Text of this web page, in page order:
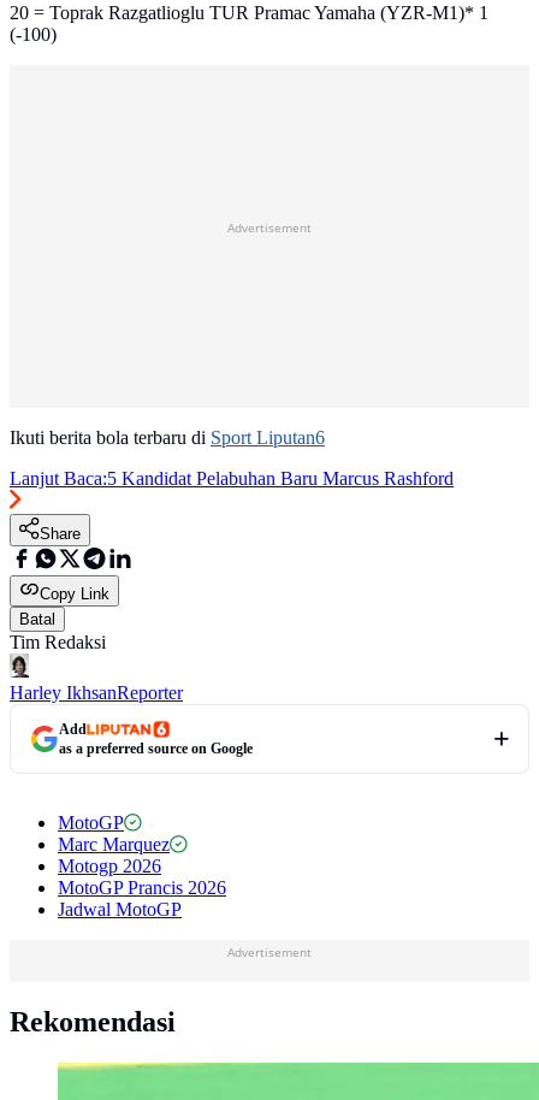
20 = Toprak Razgatlioglu TUR Pramac Yamaha (YZR-M1)* 1
(-100)
Advertisement
Ikuti berita bola terbaru di Sport Liputan6
Lanjut Baca:5 Kandidat Pelabuhan Baru Marcus Rashford
Share
Copy Link
Batal
Tim Redaksi
Harley IkhsanReporter
Add
as a preferred source on Google
MotoGP
Marc Marquez
Motogp 2026
MotoGP Prancis 2026
Jadwal MotoGP
Advertisement
Rekomendasi